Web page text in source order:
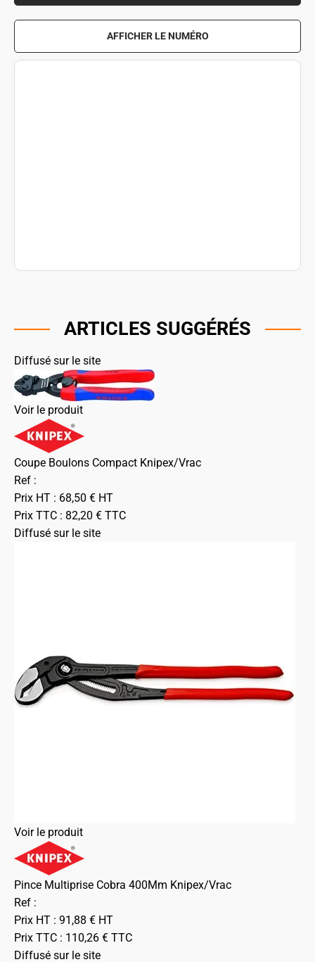
AFFICHER LE NUMÉRO
ARTICLES SUGGÉRÉS
Diffusé sur le site
Voir le produit
Coupe Boulons Compact Knipex/Vrac
Ref :
Prix HT : 68,50 € HT
Prix TTC : 82,20 € TTC
Diffusé sur le site
Voir le produit
Pince Multiprise Cobra 400Mm Knipex/Vrac
Ref :
Prix HT : 91,88 € HT
Prix TTC : 110,26 € TTC
Diffusé sur le site